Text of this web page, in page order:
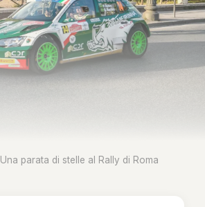
Una parata di stelle al Rally di Roma